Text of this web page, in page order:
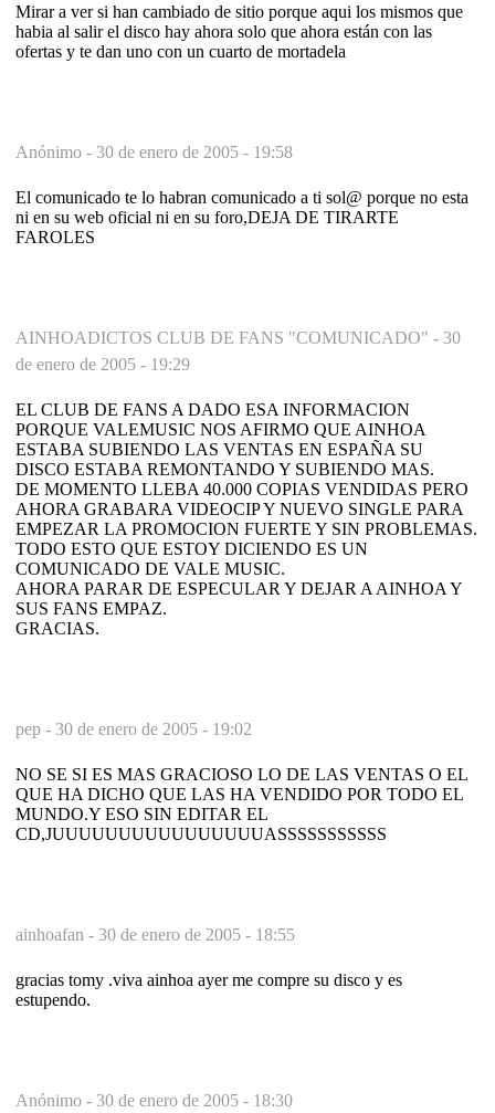
Mirar a ver si han cambiado de sitio porque aqui los mismos que
habia al salir el disco hay ahora solo que ahora están con las
ofertas y te dan uno con un cuarto de mortadela
Anónimo - 30 de enero de 2005 - 19:58
El comunicado te lo habran comunicado a ti sol@ porque no esta
ni en su web oficial ni en su foro,DEJA DE TIRARTE
FAROLES
AINHOADICTOS CLUB DE FANS "COMUNICADO" - 30
de enero de 2005 - 19:29
EL CLUB DE FANS A DADO ESA INFORMACION
PORQUE VALEMUSIC NOS AFIRMO QUE AINHOA
ESTABA SUBIENDO LAS VENTAS EN ESPAÑA SU
DISCO ESTABA REMONTANDO Y SUBIENDO MAS.
DE MOMENTO LLEBA 40.000 COPIAS VENDIDAS PERO
AHORA GRABARA VIDEOCIP Y NUEVO SINGLE PARA
EMPEZAR LA PROMOCION FUERTE Y SIN PROBLEMAS.
TODO ESTO QUE ESTOY DICIENDO ES UN
COMUNICADO DE VALE MUSIC.
AHORA PARAR DE ESPECULAR Y DEJAR A AINHOA Y
SUS FANS EMPAZ.
GRACIAS.
pep - 30 de enero de 2005 - 19:02
NO SE SI ES MAS GRACIOSO LO DE LAS VENTAS O EL
QUE HA DICHO QUE LAS HA VENDIDO POR TODO EL
MUNDO.Y ESO SIN EDITAR EL
CD,JUUUUUUUUUUUUUUUUASSSSSSSSSSS
ainhoafan - 30 de enero de 2005 - 18:55
gracias tomy .viva ainhoa ayer me compre su disco y es
estupendo.
Anónimo - 30 de enero de 2005 - 18:30